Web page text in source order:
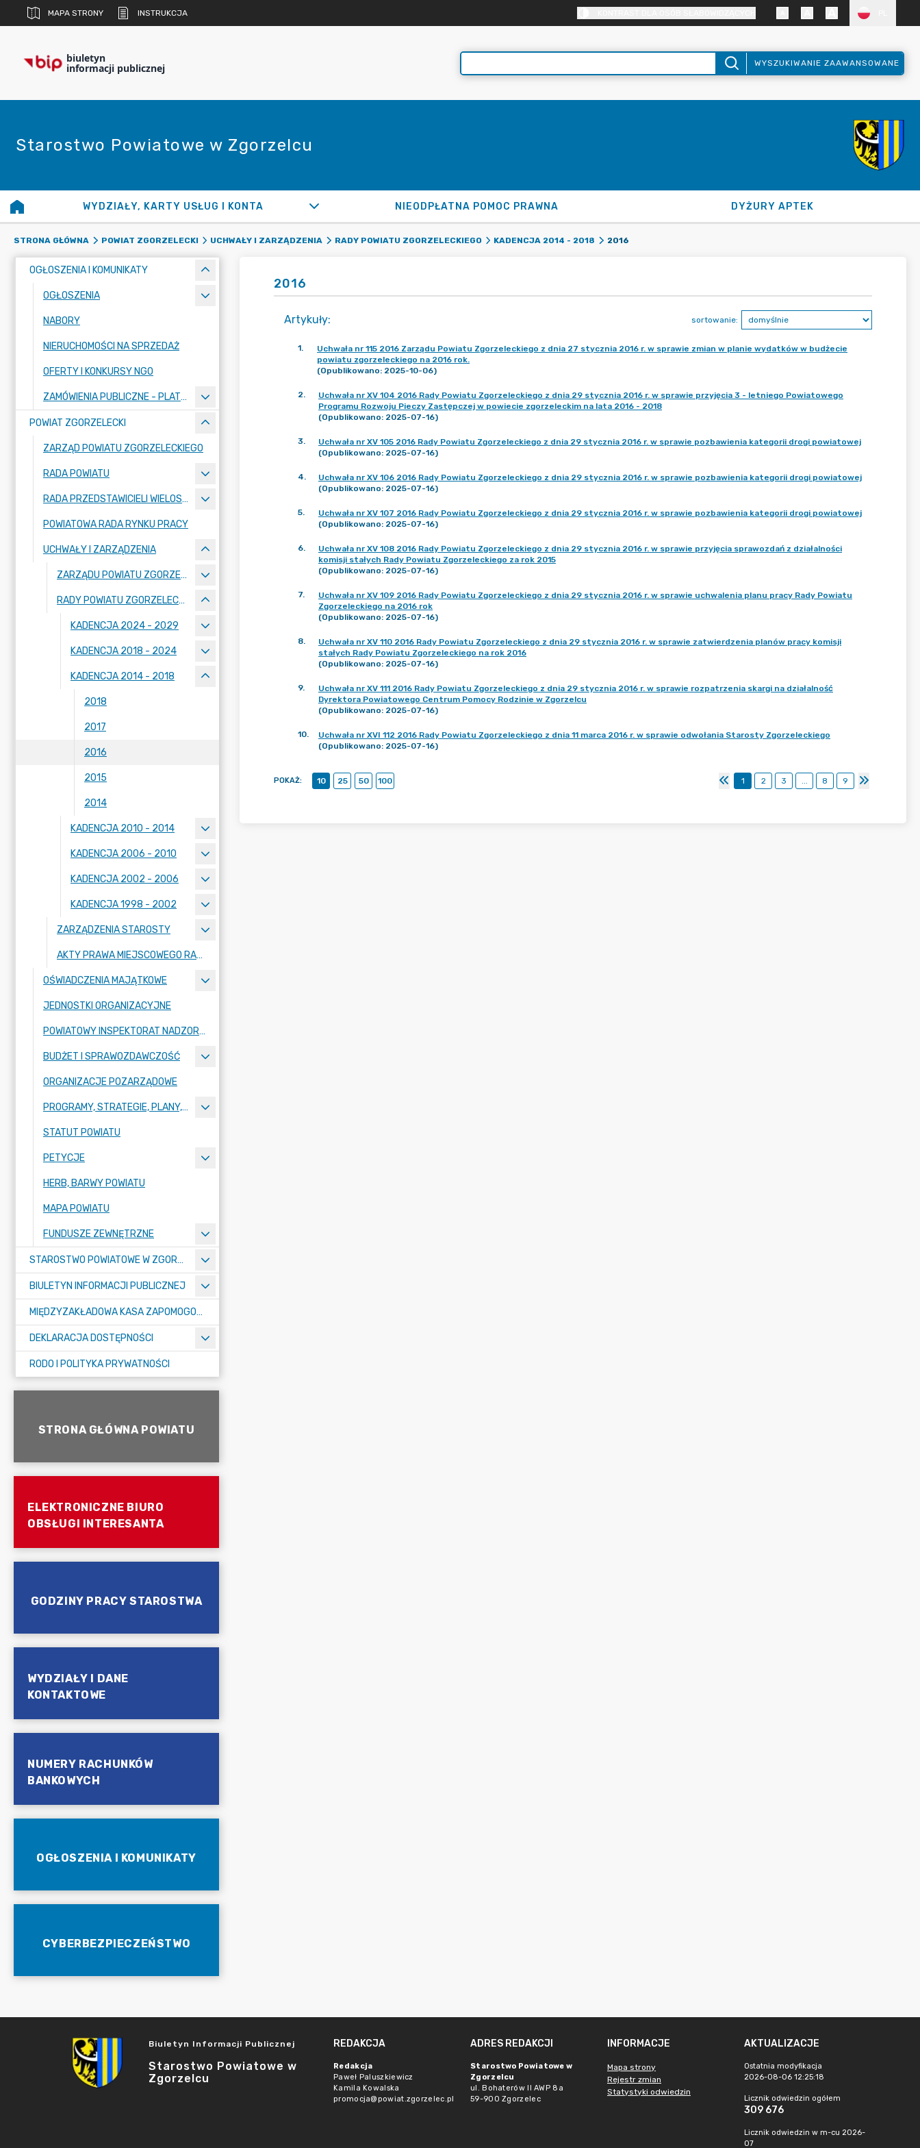
MAPA STRONY INSTRUKCJA
biuletyn
informacji publicznej WYSZUKIWANIE ZAAWANSOWANE
Starostwo Powiatowe w Zgorzelcu
WYDZIAŁY, KARTY USŁUG I KONTA NIEODPŁATNA POMOC PRAWNA DYŻURY APTEK
STRONA GŁÓWNA POWIAT ZGORZELECKI UCHWAŁY I ZARZĄDZENIA RADY POWIATU ZGORZELECKIEGO KADENCJA 2014 - 2018 2016
OGŁOSZENIA I KOMUNIKATY
OGŁOSZENIA
NABORY
NIERUCHOMOŚCI NA SPRZEDAŻ
OFERTY I KONKURSY NGO
ZAMÓWIENIA PUBLICZNE - PLATFORMA ZAKUPOWA
POWIAT ZGORZELECKI
ZARZĄD POWIATU ZGORZELECKIEGO
RADA POWIATU
RADA PRZEDSTAWICIELI WIELOSPECJALISTYCZNEGO ZESPOŁU OPIEKI ZDROWOTNEJ "BOLESŁAWIEC-ZGORZELEC" SAMODZIELNEGO PUBLICZNEGO ZAKŁADU OPIEKI ZDROWOTNEJ
POWIATOWA RADA RYNKU PRACY
UCHWAŁY I ZARZĄDZENIA
ZARZĄDU POWIATU ZGORZELECKIEGO
RADY POWIATU ZGORZELECKIEGO
KADENCJA 2024 - 2029
KADENCJA 2018 - 2024
KADENCJA 2014 - 2018
2018
2017
2016
2015
2014
KADENCJA 2010 - 2014
KADENCJA 2006 - 2010
KADENCJA 2002 - 2006
KADENCJA 1998 - 2002
ZARZĄDZENIA STAROSTY
AKTY PRAWA MIEJSCOWEGO RADY POWIATU ZGORZELECKIEGO
OŚWIADCZENIA MAJĄTKOWE
JEDNOSTKI ORGANIZACYJNE
POWIATOWY INSPEKTORAT NADZORU BUDOWLANEGO
BUDŻET I SPRAWOZDAWCZOŚĆ
ORGANIZACJE POZARZĄDOWE
PROGRAMY, STRATEGIE, PLANY, RAPORTY
STATUT POWIATU
PETYCJE
HERB, BARWY POWIATU
MAPA POWIATU
FUNDUSZE ZEWNĘTRZNE
STAROSTWO POWIATOWE W ZGORZELCU
BIULETYN INFORMACJI PUBLICZNEJ
MIĘDZYZAKŁADOWA KASA ZAPOMOGOWO-POŻYCZKOWA
DEKLARACJA DOSTĘPNOŚCI
RODO I POLITYKA PRYWATNOŚCI
STRONA GŁÓWNA POWIATU
ELEKTRONICZNE BIURO
OBSŁUGI INTERESANTA
GODZINY PRACY STAROSTWA
WYDZIAŁY I DANE
KONTAKTOWE
NUMERY RACHUNKÓW
BANKOWYCH
OGŁOSZENIA I KOMUNIKATY
CYBERBEZPIECZEŃSTWO
2016
Artykuły: sortowanie:
1.
Uchwała nr 115 2016 Zarządu Powiatu Zgorzeleckiego z dnia 27 stycznia 2016 r. w sprawie zmian w planie wydatków w budżecie
powiatu zgorzeleckiego na 2016 rok.
(Opublikowano: 2025-10-06)
2.
Uchwała nr XV 104 2016 Rady Powiatu Zgorzeleckiego z dnia 29 stycznia 2016 r. w sprawie przyjęcia 3 - letniego Powiatowego
Programu Rozwoju Pieczy Zastępczej w powiecie zgorzeleckim na lata 2016 - 2018
(Opublikowano: 2025-07-16)
3.
Uchwała nr XV 105 2016 Rady Powiatu Zgorzeleckiego z dnia 29 stycznia 2016 r. w sprawie pozbawienia kategorii drogi powiatowej
(Opublikowano: 2025-07-16)
4.
Uchwała nr XV 106 2016 Rady Powiatu Zgorzeleckiego z dnia 29 stycznia 2016 r. w sprawie pozbawienia kategorii drogi powiatowej
(Opublikowano: 2025-07-16)
5.
Uchwała nr XV 107 2016 Rady Powiatu Zgorzeleckiego z dnia 29 stycznia 2016 r. w sprawie pozbawienia kategorii drogi powiatowej
(Opublikowano: 2025-07-16)
6.
Uchwała nr XV 108 2016 Rady Powiatu Zgorzeleckiego z dnia 29 stycznia 2016 r. w sprawie przyjęcia sprawozdań z działalności
komisji stałych Rady Powiatu Zgorzeleckiego za rok 2015
(Opublikowano: 2025-07-16)
7.
Uchwała nr XV 109 2016 Rady Powiatu Zgorzeleckiego z dnia 29 stycznia 2016 r. w sprawie uchwalenia planu pracy Rady Powiatu
Zgorzeleckiego na 2016 rok
(Opublikowano: 2025-07-16)
8.
Uchwała nr XV 110 2016 Rady Powiatu Zgorzeleckiego z dnia 29 stycznia 2016 r. w sprawie zatwierdzenia planów pracy komisji
stałych Rady Powiatu Zgorzeleckiego na rok 2016
(Opublikowano: 2025-07-16)
9.
Uchwała nr XV 111 2016 Rady Powiatu Zgorzeleckiego z dnia 29 stycznia 2016 r. w sprawie rozpatrzenia skargi na działalność
Dyrektora Powiatowego Centrum Pomocy Rodzinie w Zgorzelcu
(Opublikowano: 2025-07-16)
10.
Uchwała nr XVI 112 2016 Rady Powiatu Zgorzeleckiego z dnia 11 marca 2016 r. w sprawie odwołania Starosty Zgorzeleckiego
(Opublikowano: 2025-07-16)
POKAŻ: 10 25 50 100 1 2 3 ... 8 9
Biuletyn Informacji Publicznej
Starostwo Powiatowe w
Zgorzelcu
REDAKCJA
Redakcja
Paweł Paluszkiewicz
Kamila Kowalska
promocja@powiat.zgorzelec.pl
ADRES REDAKCJI
Starostwo Powiatowe w
Zgorzelcu
ul. Bohaterów II AWP 8a
59-900 Zgorzelec
INFORMACJE
Mapa strony
Rejestr zmian
Statystyki odwiedzin
AKTUALIZACJE
Ostatnia modyfikacja
2026-08-06 12:25:18
Licznik odwiedzin ogółem
309 676
Licznik odwiedzin w m-cu 2026-
07